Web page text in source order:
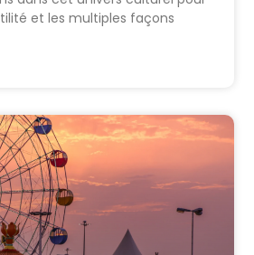
et les multiples façons